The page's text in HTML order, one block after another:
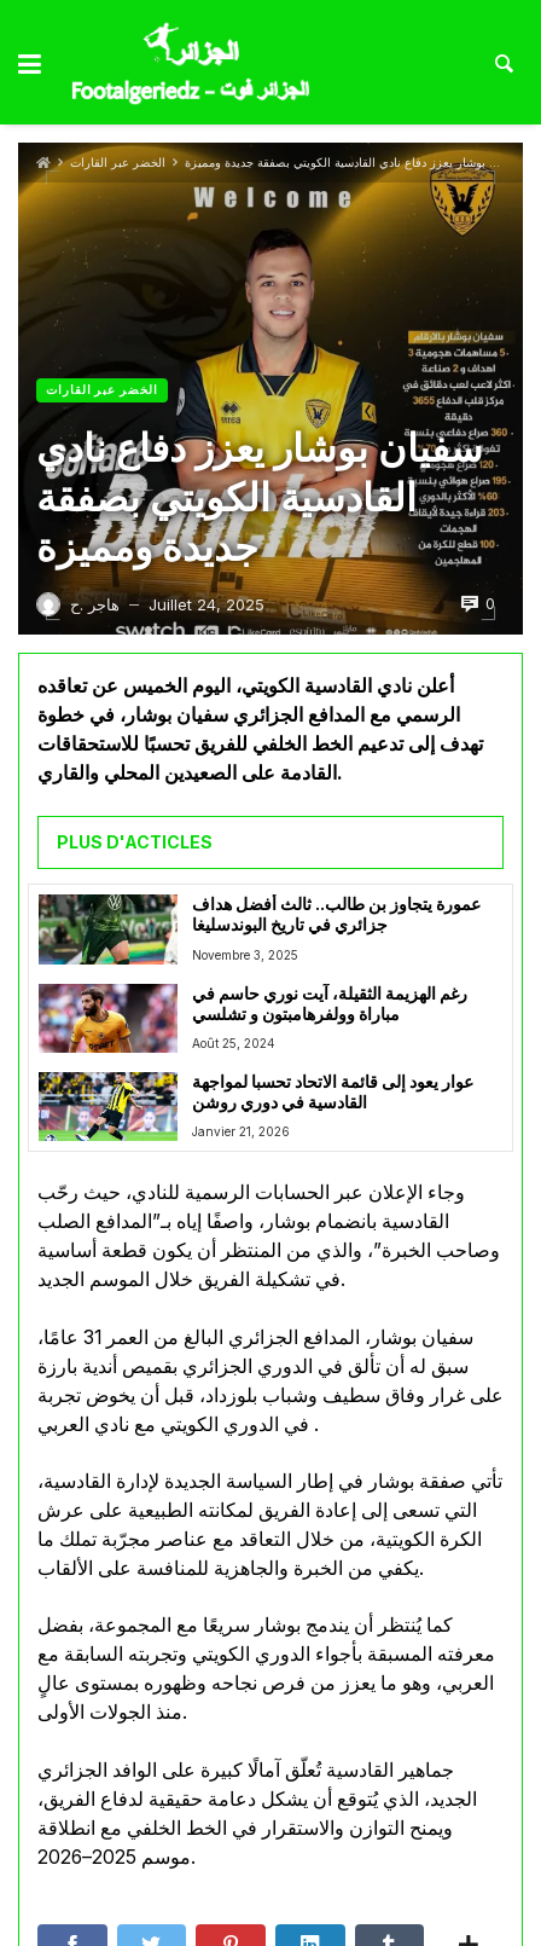
الخضر عبر القارات سفيان بوشار يعزز دفاع نادي القادسية الكويتي بصفقة جديدة ومميزة
الخضر عبر القارات
سفيان بوشار يعزز دفاع نادي
القادسية الكويتي بصفقة
جديدة ومميزة
هاجر .ح — Juillet 24, 2025 0
أعلن نادي القادسية الكويتي، اليوم الخميس عن تعاقده
الرسمي مع المدافع الجزائري سفيان بوشار، في خطوة
تهدف إلى تدعيم الخط الخلفي للفريق تحسبًا للاستحقاقات
القادمة على الصعيدين المحلي والقاري.
PLUS D'ACTICLES
عمورة يتجاوز بن طالب.. ثالث أفضل هداف
جزائري في تاريخ البوندسليغا
Novembre 3, 2025
رغم الهزيمة الثقيلة، آيت نوري حاسم في
مباراة وولفرهامبتون و تشلسي
Août 25, 2024
عوار يعود إلى قائمة الاتحاد تحسبا لمواجهة
القادسية في دوري روشن
Janvier 21, 2026
وجاء الإعلان عبر الحسابات الرسمية للنادي، حيث رحّب
القادسية بانضمام بوشار، واصفًا إياه بـ”المدافع الصلب
وصاحب الخبرة”، والذي من المنتظر أن يكون قطعة أساسية
في تشكيلة الفريق خلال الموسم الجديد.
سفيان بوشار، المدافع الجزائري البالغ من العمر 31 عامًا،
سبق له أن تألق في الدوري الجزائري بقميص أندية بارزة
على غرار وفاق سطيف وشباب بلوزداد، قبل أن يخوض تجربة
في الدوري الكويتي مع نادي العربي .
تأتي صفقة بوشار في إطار السياسة الجديدة لإدارة القادسية،
التي تسعى إلى إعادة الفريق لمكانته الطبيعية على عرش
الكرة الكويتية، من خلال التعاقد مع عناصر مجرّبة تملك ما
يكفي من الخبرة والجاهزية للمنافسة على الألقاب.
كما يُنتظر أن يندمج بوشار سريعًا مع المجموعة، بفضل
معرفته المسبقة بأجواء الدوري الكويتي وتجربته السابقة مع
العربي، وهو ما يعزز من فرص نجاحه وظهوره بمستوى عالٍ
منذ الجولات الأولى.
جماهير القادسية تُعلّق آمالًا كبيرة على الوافد الجزائري
الجديد، الذي يُتوقع أن يشكل دعامة حقيقية لدفاع الفريق،
ويمنح التوازن والاستقرار في الخط الخلفي مع انطلاقة
موسم 2025–2026.